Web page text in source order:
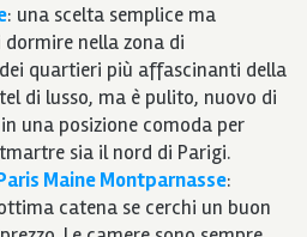
: una scelta semplice ma
nella zona di
quartieri più affascinanti della
di lusso, ma è pulito, nuovo di
una posizione comoda per
sia il nord di Parigi.
Maine Montparnasse:
catena se cerchi un buon